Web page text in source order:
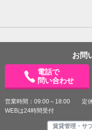
お問
電話で
問い合わせ
営業時間：09:00～18:00 定休
WEBは24時間受付
賃貸管理・サ